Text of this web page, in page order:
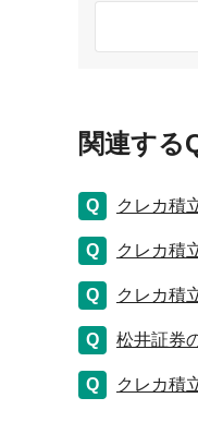
関連する
クレカ積
クレカ積
クレカ積
松井証券
クレカ積